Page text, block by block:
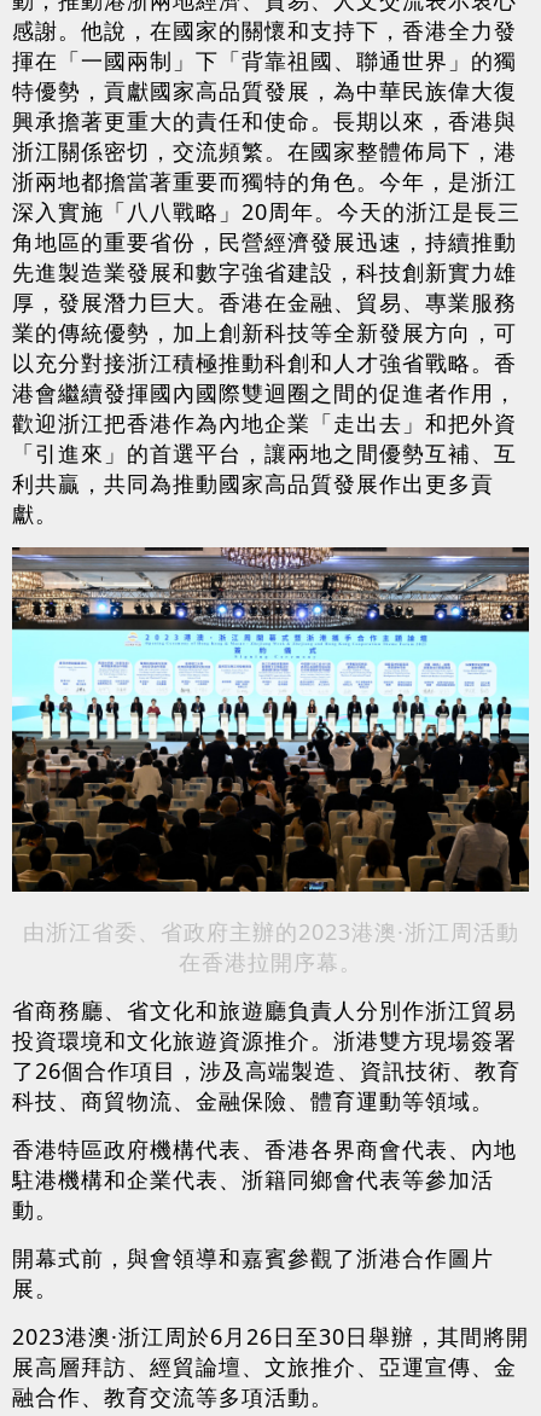
感謝。他說，在國家的關懷和支持下，香港全力發
揮在「一國兩制」下「背靠祖國、聯通世界」的獨
特優勢，貢獻國家高品質發展，為中華民族偉大復
興承擔著更重大的責任和使命。長期以來，香港與
浙江關係密切，交流頻繁。在國家整體佈局下，港
浙兩地都擔當著重要而獨特的角色。今年，是浙江
深入實施「八八戰略」20周年。今天的浙江是長三
角地區的重要省份，民營經濟發展迅速，持續推動
先進製造業發展和數字強省建設，科技創新實力雄
厚，發展潛力巨大。香港在金融、貿易、專業服務
業的傳統優勢，加上創新科技等全新發展方向，可
以充分對接浙江積極推動科創和人才強省戰略。香
港會繼續發揮國內國際雙迴圈之間的促進者作用，
歡迎浙江把香港作為內地企業「走出去」和把外資
「引進來」的首選平台，讓兩地之間優勢互補、互
利共贏，共同為推動國家高品質發展作出更多貢
獻。
由浙江省委、省政府主辦的2023港澳·浙江周活動
在香港拉開序幕。
省商務廳、省文化和旅遊廳負責人分別作浙江貿易
投資環境和文化旅遊資源推介。浙港雙方現場簽署
了26個合作項目，涉及高端製造、資訊技術、教育
科技、商貿物流、金融保險、體育運動等領域。
香港特區政府機構代表、香港各界商會代表、內地
駐港機構和企業代表、浙籍同鄉會代表等參加活
動。
開幕式前，與會領導和嘉賓參觀了浙港合作圖片
展。
2023港澳·浙江周於6月26日至30日舉辦，其間將開
展高層拜訪、經貿論壇、文旅推介、亞運宣傳、金
融合作、教育交流等多項活動。